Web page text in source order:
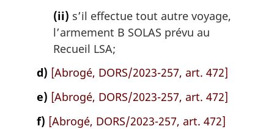
(ii) s’il effectue tout autre voyage,
l’armement B SOLAS prévu au
Recueil LSA;
d) [Abrogé, DORS/2023-257, art. 472]
e) [Abrogé, DORS/2023-257, art. 472]
f) [Abrogé, DORS/2023-257, art. 472]